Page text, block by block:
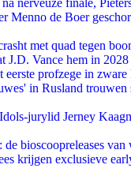
nerveuze finale,
Menno de Boer
met quad tegen
J.D. Vance hem in
eerste profzege in
in Rusland trouwen
jurylid Jerney
bioscoopreleases van
krijgen exclusieve